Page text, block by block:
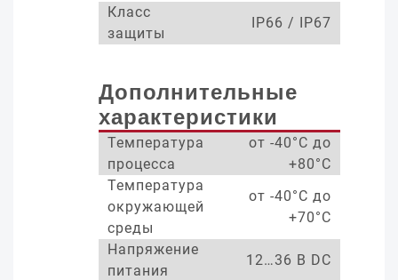
Класс
защиты
IP66 / IP67
Дополнительные
характеристики
Температура
процесса
от -40°С до
+80°С
Температура
окружающей
среды
от -40°С до
+70°С
Напряжение
питания
12…36 В DC